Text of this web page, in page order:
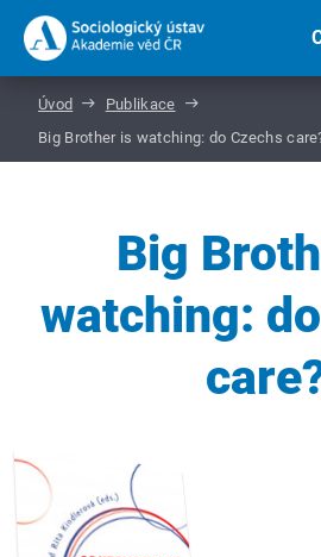
Úvod
Publikace
Big Brother is watching: do Czechs
Big
watching: